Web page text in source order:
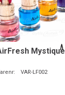
Mystique
VAR-LF002